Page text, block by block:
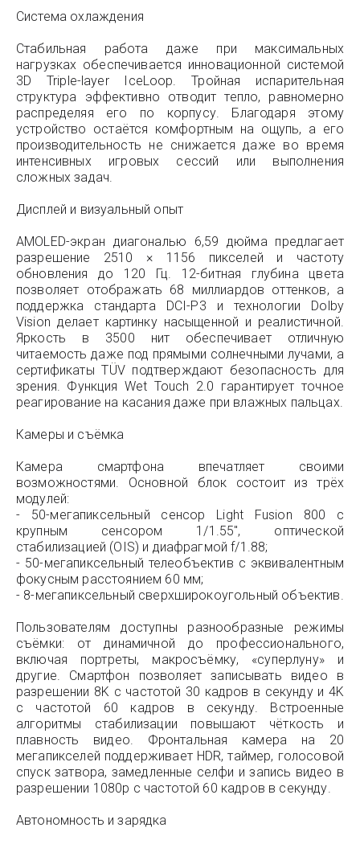
Система охлаждения
Стабильная работа даже при максимальных
нагрузках обеспечивается инновационной системой
3D Triple-layer IceLoop. Тройная испарительная
структура эффективно отводит тепло, равномерно
распределяя его по корпусу. Благодаря этому
устройство остаётся комфортным на ощупь, а его
производительность не снижается даже во время
интенсивных игровых сессий или выполнения
сложных задач.
Дисплей и визуальный опыт
AMOLED-экран диагональю 6,59 дюйма предлагает
разрешение 2510 × 1156 пикселей и частоту
обновления до 120 Гц. 12-битная глубина цвета
позволяет отображать 68 миллиардов оттенков, а
поддержка стандарта DCI-P3 и технологии Dolby
Vision делает картинку насыщенной и реалистичной.
Яркость в 3500 нит обеспечивает отличную
читаемость даже под прямыми солнечными лучами, а
сертификаты TÜV подтверждают безопасность для
зрения. Функция Wet Touch 2.0 гарантирует точное
реагирование на касания даже при влажных пальцах.
Камеры и съёмка
Камера смартфона впечатляет своими
возможностями. Основной блок состоит из трёх
модулей:
- 50-мегапиксельный сенсор Light Fusion 800 с
крупным сенсором 1/1.55", оптической
стабилизацией (OIS) и диафрагмой f/1.88;
- 50-мегапиксельный телеобъектив с эквивалентным
фокусным расстоянием 60 мм;
- 8-мегапиксельный сверхширокоугольный объектив.
Пользователям доступны разнообразные режимы
съёмки: от динамичной до профессионального,
включая портреты, макросъёмку, «суперлуну» и
другие. Смартфон позволяет записывать видео в
разрешении 8K с частотой 30 кадров в секунду и 4K
с частотой 60 кадров в секунду. Встроенные
алгоритмы стабилизации повышают чёткость и
плавность видео. Фронтальная камера на 20
мегапикселей поддерживает HDR, таймер, голосовой
спуск затвора, замедленные селфи и запись видео в
разрешении 1080p с частотой 60 кадров в секунду.
Автономность и зарядка